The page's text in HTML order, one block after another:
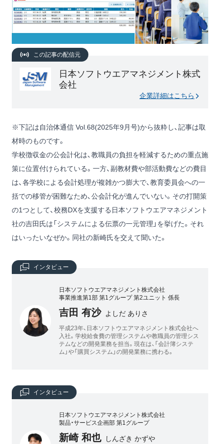
この記事の配信元
日本ソフトウエアマネジメント株式
会社
企業詳細はこちら
※下記は自治体通信 Vol.68(2025年9月号)から抜粋し、記事は取
材時のものです。
学校徴収金の公会計化は、教職員の負担を軽減するための重点施
策に位置付けられている。一方、副教材費や部活動費などの費目
は、各学校による会計処理が複雑かつ膨大で、教育委員会への一
括での移管が困難なため、公会計化が進んでいない。その打開策
の1つとして、校務DXを支援する日本ソフトウエアマネジメント
社の吉田氏は「システムによる伝票の一元管理」を挙げた。それ
はいったいなぜか。同社の新崎氏を交えて聞いた。
インタビュー
日本ソフトウエアマネジメント株式会社
事業推進第1部 第1グループ 第2ユニット 係長
吉田 有沙 よしだ ありさ
平成23年、日本ソフトウエアマネジメント株式会社へ
入社。学校給食費の管理システムや教職員の管理シス
テムなどの開発業務を担当。現在は、「会計簿システ
ム」や「購買システム」の開発業務に携わる。
インタビュー
日本ソフトウエアマネジメント株式会社
製品・サービス企画部 第1グループ
新崎 和也 しんざき かずや